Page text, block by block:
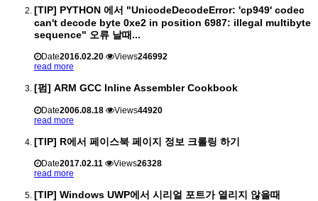
[TIP] PYTHON 에서 "UnicodeDecodeError: 'cp949' codec
can't decode byte 0xe2 in position 6987: illegal multibyte
sequence" 오류 날때...
Date2016.02.20 Views246992
read more
[펌] ARM GCC Inline Assembler Cookbook
Date2006.08.18 Views44920
read more
[TIP] R에서 페이스북 페이지 정보 크롤링 하기
Date2017.02.11 Views26328
read more
[TIP] Windows UWP에서 시리얼 포트가 열리지 않을때